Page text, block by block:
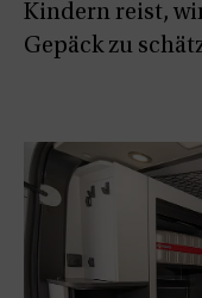
Kindern reist,
Gepäck zu